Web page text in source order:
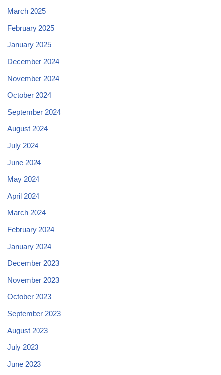
March 2025
February 2025
January 2025
December 2024
November 2024
October 2024
September 2024
August 2024
July 2024
June 2024
May 2024
April 2024
March 2024
February 2024
January 2024
December 2023
November 2023
October 2023
September 2023
August 2023
July 2023
June 2023